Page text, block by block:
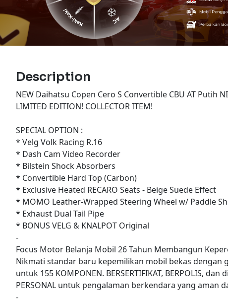
Description
NEW Daihatsu Copen Cero S Convertible CBU AT Putih
LIMITED EDITION! COLLECTOR ITEM!
SPECIAL OPTION :
* Velg Volk Racing R.16
* Dash Cam Video Recorder
* Bilstein Shock Absorbers
* Convertible Hard Top (Carbon)
* Exclusive Heated RECARO Seats - Beige Suede Effect
* MOMO Leather-Wrapped Steering Wheel w/ Paddle
* Exhaust Dual Tail Pipe
* BONUS VELG & KNALPOT Original
-
Focus Motor Belanja Mobil 26 Tahun Membangun
Nikmati standar baru kepemilikan mobil bekas dengan
untuk 155 KOMPONEN. BERSERTIFIKAT, BERPOLIS, dan
PERSONAL untuk pengalaman berkendara yang aman
-